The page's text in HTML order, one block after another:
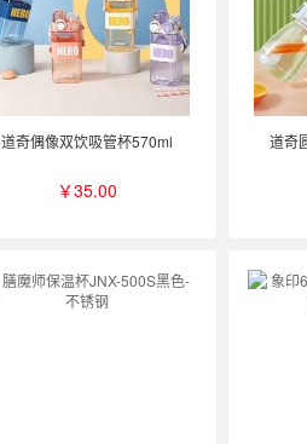
道奇偶像双饮吸管杯570ml
￥35.00
道奇